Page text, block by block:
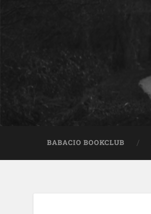
BABACIO BOOKCLUB